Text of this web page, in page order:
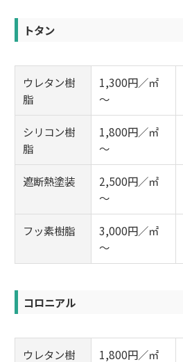
トタン
ウレタン樹
脂
1,300円／㎡
～
シリコン樹
脂
1,800円／㎡
～
遮断熱塗装
2,500円／㎡
～
フッ素樹脂
3,000円／㎡
～
コロニアル
ウレタン樹 1,800円／㎡